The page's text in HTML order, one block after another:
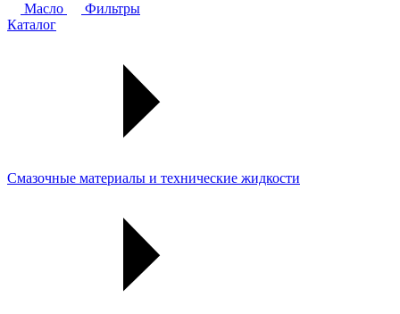
Масло
Фильтры
Каталог
Смазочные материалы и технические жидкости